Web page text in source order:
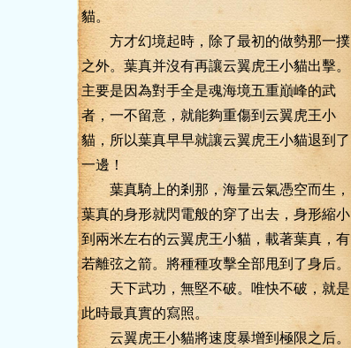
貓。
方才幻境起時，除了最初的做勢那一撲
之外。葉真并沒有再讓云翼虎王小貓出擊。
主要是因為對手全是魂海境五重巔峰的武
者，一不留意，就能夠重傷到云翼虎王小
貓，所以葉真早早就讓云翼虎王小貓退到了
一邊！
葉真騎上的剎那，海量云氣憑空而生，
葉真的身形就閃電般的穿了出去，身形縮小
到兩米左右的云翼虎王小貓，載著葉真，有
若離弦之箭。將種種攻擊全部甩到了身后。
天下武功，無堅不破。唯快不破，就是
此時最真實的寫照。
云翼虎王小貓將速度暴增到極限之后。